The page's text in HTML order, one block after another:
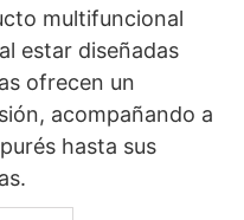
multifuncional
estar diseñadas
ofrecen un
acompañando a
hasta sus